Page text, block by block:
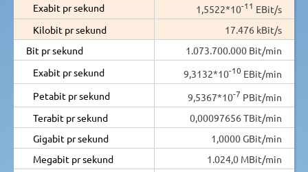
Exabit pr sekund
1,5522*10-11 EBit/s
Kilobit pr sekund
17.476 kBit/s
Bit pr sekund
1.073.700.000 Bit/min
Exabit pr sekund
9,3132*10-10 EBit/min
Petabit pr sekund
9,5367*10-7 PBit/min
Terabit pr sekund
0,00097656 TBit/min
Gigabit pr sekund
1,0000 GBit/min
Megabit pr sekund
1.024,0 MBit/min